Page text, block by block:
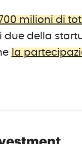
milioni di
due della
la